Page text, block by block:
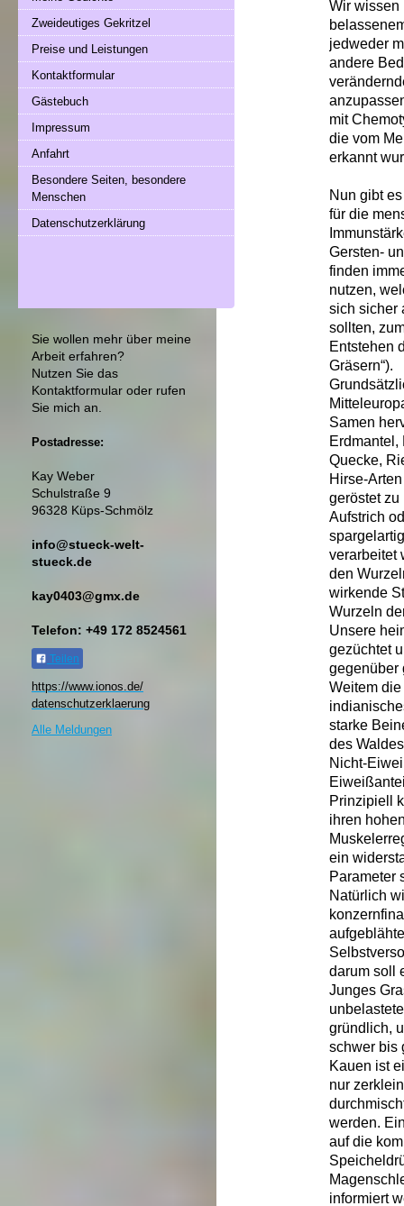
Wir wissen
jedweder
andere
mit
die vom
erkannt
Nun gibt
für die
Gersten-
finden
nutzen,
sich sicher
sollten,
Entstehen
Gräsern“).
Samen
Erdmantel,
Quecke,
Hirse-
geröstet
Aufstrich
verarbeitet
den
wirkende
Wurzeln
Unsere
gezüchtet
gegenüber
Weitem
starke
des
Nicht-
Prinzipiell
ihren
ein
Parameter
Natürlich
darum soll
Junges
gründlich,
schwer bis
Kauen ist
nur
werden.
auf die
informiert
Zweideutiges Gekritzel
Preise und Leistungen
Kontaktformular
Gästebuch
Impressum
Anfahrt
Besondere Seiten, besondere
Menschen
Datenschutzerklärung
Sie wollen mehr über meine
Arbeit erfahren?
Nutzen Sie das
Kontaktformular oder rufen
Sie mich an.
Postadresse:
Kay Weber
Schulstraße 9
96328 Küps-Schmölz
info@stueck-welt-
stueck.de
kay0403@gmx.de
Telefon: +49 172 8524561
Teilen
https://www.ionos.de/
datenschutzerklaerung​
Alle Meldungen